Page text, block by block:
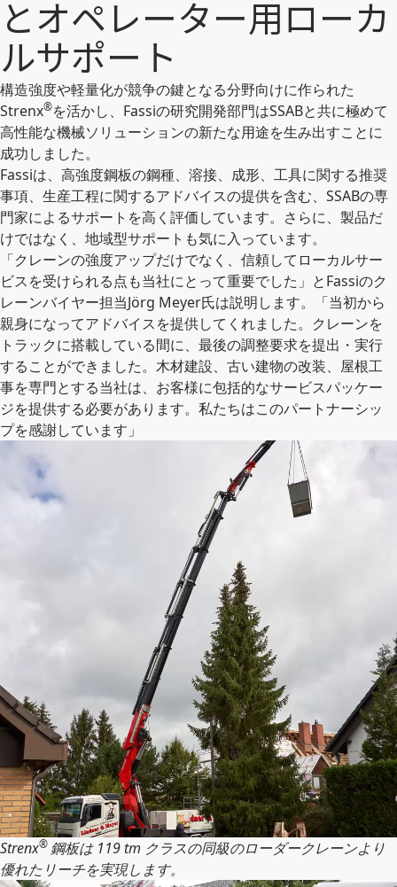
とオペレーター用ローカ
ルサポート
構造強度や軽量化が競争の鍵となる分野向けに作られた
Strenx®を活かし、Fassiの研究開発部門はSSABと共に極めて
高性能な機械ソリューションの新たな用途を生み出すことに
成功しました。
Fassiは、高強度鋼板の鋼種、溶接、成形、工具に関する推奨
事項、生産工程に関するアドバイスの提供を含む、SSABの専
門家によるサポートを高く評価しています。さらに、製品だ
けではなく、地域型サポートも気に入っています。
「クレーンの強度アップだけでなく、信頼してローカルサー
ビスを受けられる点も当社にとって重要でした」とFassiのク
レーンバイヤー担当Jörg Meyer氏は説明します。「当初から
親身になってアドバイスを提供してくれました。クレーンを
トラックに搭載している間に、最後の調整要求を提出・実行
することができました。木材建設、古い建物の改装、屋根工
事を専門とする当社は、お客様に包括的なサービスパッケー
ジを提供する必要があります。私たちはこのパートナーシッ
プを感謝しています」
Strenx® 鋼板は 119 tm クラスの同級のローダークレーンより
優れたリーチを実現します。